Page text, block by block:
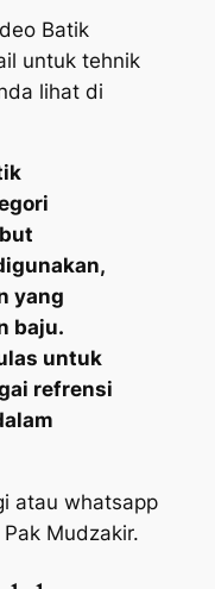
Batik
untuk tehnik
lihat di
yang
baju.
untuk
refrensi
atau whatsapp
Mudzakir.